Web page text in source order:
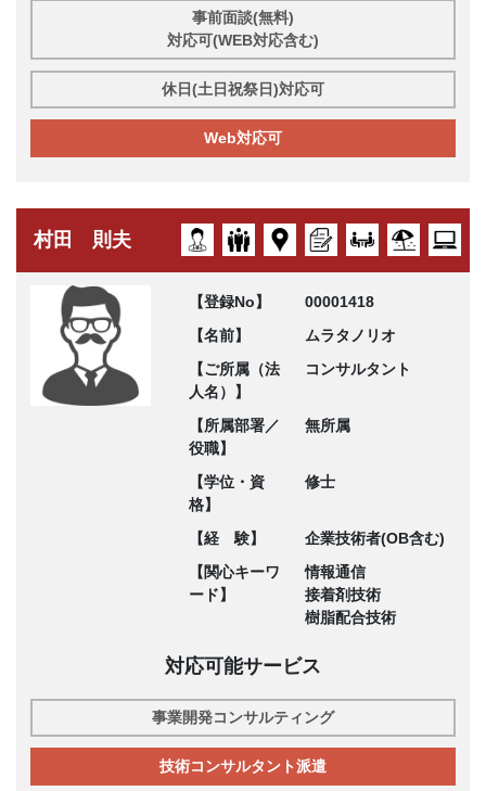
事前面談(無料)
対応可(WEB対応含む)
休日(土日祝祭日)対応可
Web対応可
村田 則夫
【登録No】
00001418
【名前】
ムラタノリオ
【ご所属（法
人名）】
コンサルタント
【所属部署／
役職】
無所属
【学位・資
格】
修士
【経 験】
企業技術者(OB含む)
【関心キーワ
ード】
情報通信
接着剤技術
樹脂配合技術
対応可能サービス
事業開発コンサルティング
技術コンサルタント派遣